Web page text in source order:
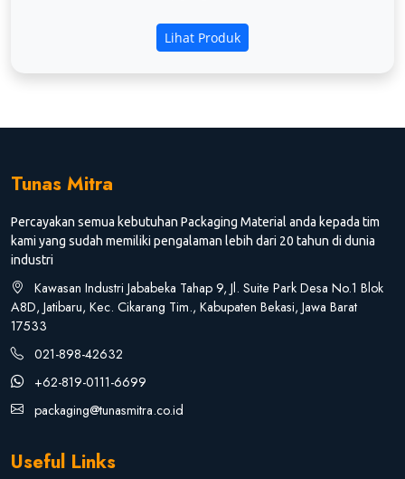
Lihat Produk
Tunas Mitra
Percayakan semua kebutuhan Packaging Material anda kepada tim
kami yang sudah memiliki pengalaman lebih dari 20 tahun di dunia
industri
Kawasan Industri Jababeka Tahap 9, Jl. Suite Park Desa No.1 Blok
A8D, Jatibaru, Kec. Cikarang Tim., Kabupaten Bekasi, Jawa Barat
17533
021-898-42632
+62-819-0111-6699
packaging@tunasmitra.co.id
Useful Links